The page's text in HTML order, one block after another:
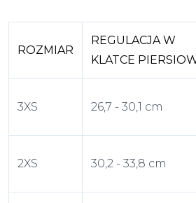
ROZMIAR
REGULACJA W
KLATCE
3XS 26,7 - 30,1 cm
2XS 30,2 - 33,8 cm